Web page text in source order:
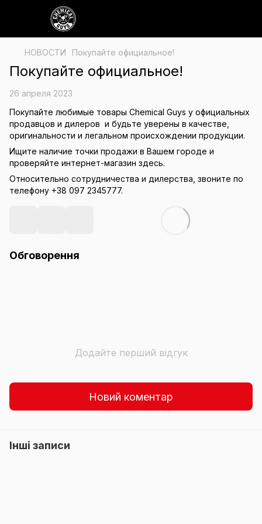
НОВОСТИ Покупайте официальное!
Покупайте официальное!
26 апреля 2023
Покупайте любимые товары Chemical Guys у официальных
продавцов и дилеров и будьте уверены в качестве,
оригинальности и легальном происхождении продукции.
Ищите наличие точки продажи в Вашем городе и
проверяйте интернет-магазин здесь.
Относительно сотрудничества и дилерства, звоните по
телефону +38 097 2345777.
Обговорення
Додайте перший відгук
Новий коментар
Інші записи